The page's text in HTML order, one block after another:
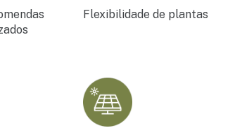
Flexibilidade de plantas